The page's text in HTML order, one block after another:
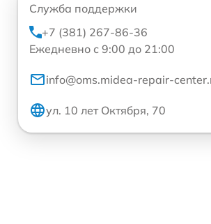
Служба поддержки
+7 (381) 267-86-36
Ежедневно с 9:00 до 21:00
info@oms.midea-repair-
ул. 10 лет Октября, 70